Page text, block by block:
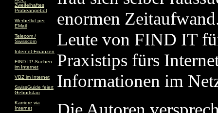
Zweifelhaftes
Probeangebot
Werbeflut per
EMail
Telecom /
Swisscom
Internet-Finanzen
FIND IT! Suchen
im Internet
VBZ im Internet
SwissGuide feiert
Geburtstag
Karriere via
Internet
enormen
Leute von FIND IT
Praxistips fürs
Informationen im